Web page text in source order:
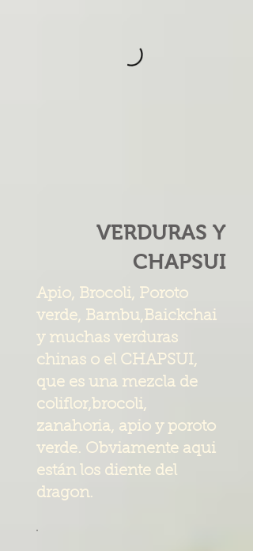
VERDURAS Y
CHAPSUI
Apio, Brocoli, Poroto
verde, Bambu,Baickchai
y muchas verduras
chinas o el CHAPSUI,
que es una mezcla de
coliflor,brocoli,
zanahoria, apio y poroto
verde. Obviamente aqui
están los diente del
dragon.